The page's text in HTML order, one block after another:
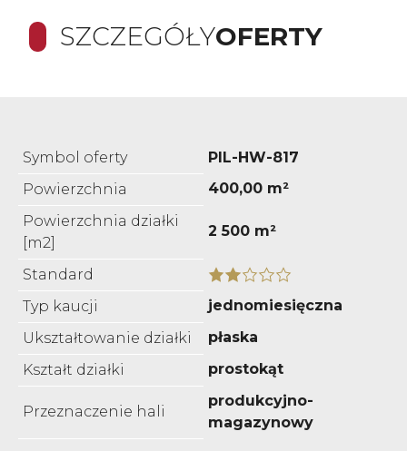
SZCZEGÓŁYOFERTY
Symbol oferty
PIL-HW-817
Powierzchnia
400,00 m²
Powierzchnia działki
[m2]
2 500 m²
Standard
Typ kaucji
jednomiesięczna
Ukształtowanie działki
płaska
Kształt działki
prostokąt
Przeznaczenie hali
produkcyjno-
magazynowy